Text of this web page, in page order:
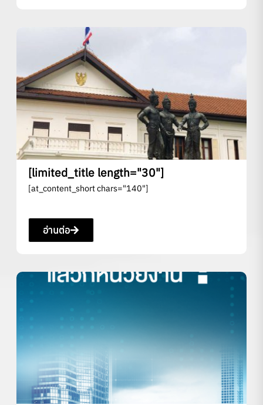
[limited_title length="30"]
[at_content_short chars="140"]
อ่านต่อ